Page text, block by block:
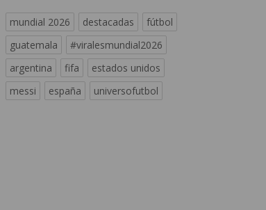
mundial 2026 destacadas
fútbol
guatemala
#viralesmundial2026
argentina
fifa
estados unidos
messi
españa universofutbol